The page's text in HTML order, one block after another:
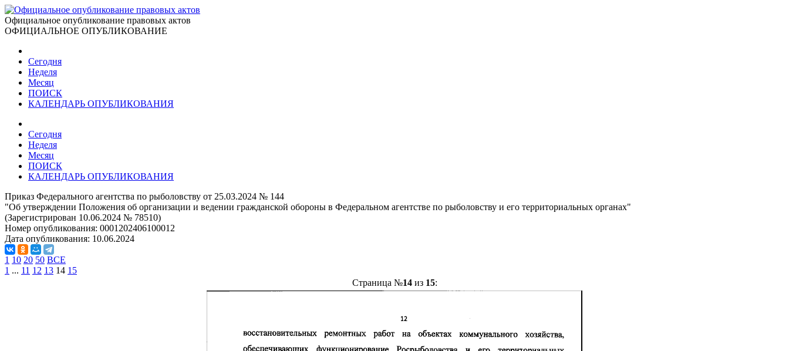
Официальное опубликование правовых актов
ОФИЦИАЛЬНОЕ ОПУБЛИКОВАНИЕ
Сегодня
Неделя
Месяц
ПОИСК
КАЛЕНДАРЬ ОПУБЛИКОВАНИЯ
Сегодня
Неделя
Месяц
ПОИСК
КАЛЕНДАРЬ ОПУБЛИКОВАНИЯ
Приказ Федерального агентства по рыболовству от 25.03.2024 № 144
"Об утверждении Положения об организации и ведении гражданской обороны в Федеральном агентстве по рыболовству и его территориальных органах"
(Зарегистрирован 10.06.2024 № 78510)
Номер опубликования: 0001202406100012
Дата опубликования: 10.06.2024
1 10 20 50 ВСЕ
1 ... 11 12 13 14 15
Страница №14из 15: